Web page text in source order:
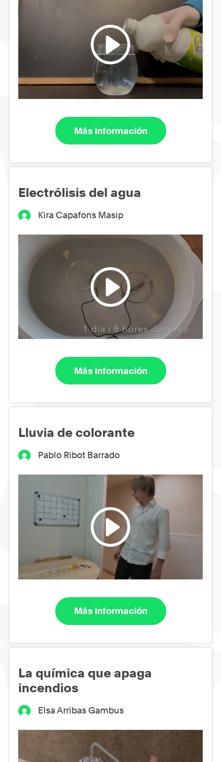
Más información
Electrólisis del agua
Kira Capafons Masip
Más información
Lluvia de colorante
Pablo Ribot Barrado
Más información
La química que apaga
incendios
Elsa Arribas Gambus